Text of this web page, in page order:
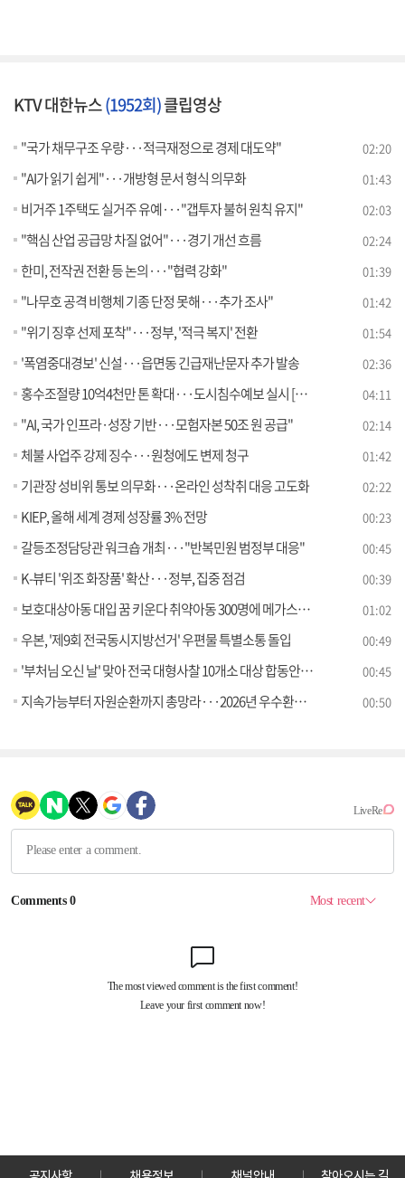
KTV 대한뉴스(1952회)클립영상
"국가 채무구조 우량···적극재정으로 경제 대도약" 02:20
"AI가 읽기 쉽게"···개방형 문서 형식 의무화 01:43
비거주 1주택도 실거주 유예···"갭투자 불허 원칙 유지" 02:03
"핵심 산업 공급망 차질 없어"···경기 개선 흐름 02:24
한미, 전작권 전환 등 논의···"협력 강화" 01:39
"나무호 공격 비행체 기종 단정 못해···추가 조사" 01:42
"위기 징후 선제 포착"···정부, '적극 복지' 전환 01:54
'폭염중대경보' 신설···읍면동 긴급재난문자 추가 발송 02:36
홍수조절량 10억4천만 톤 확대···도시침수예보 실시 [뉴스의 맥] 04:11
"AI, 국가 인프라·성장 기반···모험자본 50조 원 공급" 02:14
체불 사업주 강제 징수···원청에도 변제 청구 01:42
기관장 성비위 통보 의무화···온라인 성착취 대응 고도화 02:22
KIEP, 올해 세계 경제 성장률 3% 전망 00:23
갈등조정담당관 워크숍 개최···"반복민원 범정부 대응" 00:45
K-뷰티 '위조 화장품' 확산···정부, 집중 점검 00:39
보호대상아동 대입 꿈 키운다 취약아동 300명에 메가스터디 강의 무료 지원 01:02
우본, '제9회 전국동시지방선거' 우편물 특별소통 돌입 00:49
'부처님 오신 날' 맞아 전국 대형사찰 10개소 대상 합동안전점검 실시 00:45
지속가능부터 자원순환까지 총망라···2026년 우수환경도서 30종 선정 00:50